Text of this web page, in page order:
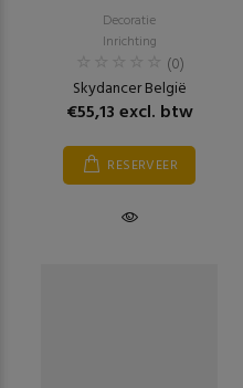
Decoratie
Inrichting
(0)
Skydancer België
€55,13 excl. btw
RESERVEER